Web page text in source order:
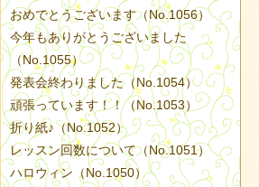
おめでとうございます（No.1056）
今年もありがとうございました
（No.1055）
発表会終わりました（No.1054）
頑張っています！！（No.1053）
折り紙♪（No.1052）
レッスン回数について（No.1051）
ハロウィン（No.1050）